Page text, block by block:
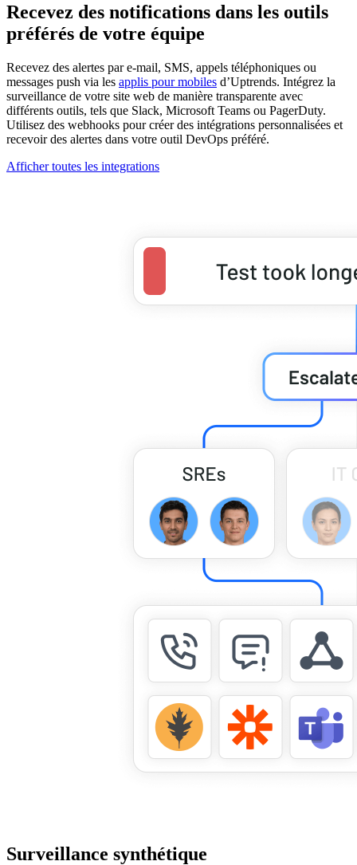
Recevez des notifications dans les outils
préférés de votre équipe
Recevez des alertes par e-mail, SMS, appels téléphoniques ou
messages push via les applis pour mobiles d’Uptrends. Intégrez la
surveillance de votre site web de manière transparente avec
différents outils, tels que Slack, Microsoft Teams ou PagerDuty.
Utilisez des webhooks pour créer des intégrations personnalisées et
recevoir des alertes dans votre outil DevOps préféré.
Afficher toutes les integrations
Surveillance synthétique